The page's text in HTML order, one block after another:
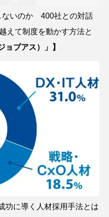
ないのか 400社との対話
えて制度を動かす方法と
ョブアス）」】
功に導く人材採用手法とは